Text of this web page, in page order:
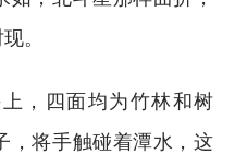
。
，四面均为竹林和树
，将手触碰着潭水，这